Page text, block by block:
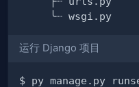
运行 Django 项目
$ py manage.py